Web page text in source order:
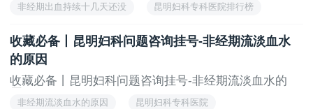
非经期出血持续十几天还没 昆明妇科专科医院排行榜
收藏必备丨昆明妇科问题咨询挂号-非经期流淡血水
的原因
收藏必备丨昆明妇科问题咨询挂号-非经期流淡血水的
非经期流淡血水的原因 昆明妇科专科医院